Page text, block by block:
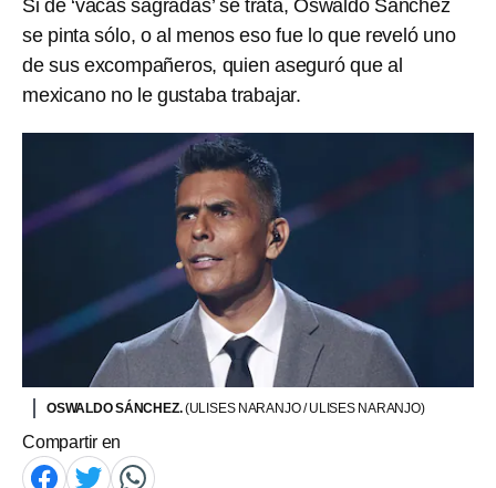
Si de ‘vacas sagradas’ se trata, Oswaldo Sánchez
se pinta sólo, o al menos eso fue lo que reveló uno
de sus excompañeros, quien aseguró que al
mexicano no le gustaba trabajar.
OSWALDO SÁNCHEZ.(ULISES NARANJO / ULISES NARANJO)
Compartir en